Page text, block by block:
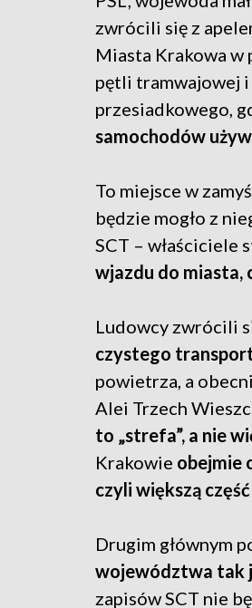
zwrócili się z
Miasta Krakowa
pętli tramwajowej i
przesiadkowego,
samochodów
To miejsce w
będzie mogło z
SCT – właściciele
wjazdu do miasta,
Ludowcy zwrócili
czystego
powietrza, a
Alei Trzech
to „strefa”, a nie
Krakowie obejmie
czyli większą
Drugim głównym
województwa tak
zapisów SCT nie